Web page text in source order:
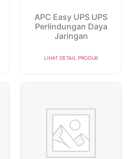
APC Easy UPS UPS
Perlindungan Daya
Jaringan
LIHAT DETAIL PRODUK